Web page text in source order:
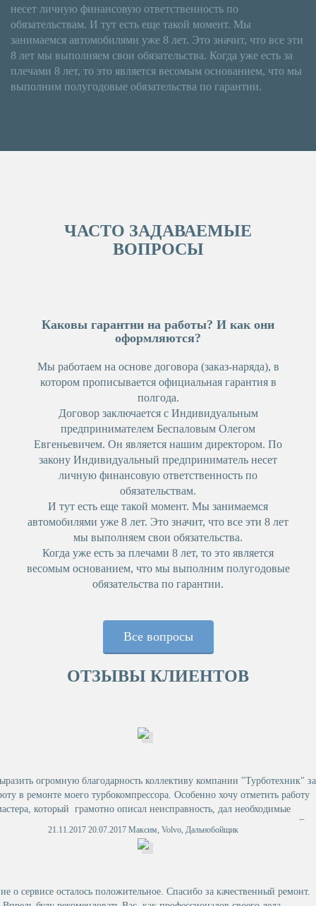
несет личную финансовую ответственность по
обязательствам. И тут есть еще такой момент. Мы
занимаемся автомобилями уже 8 лет. Это значит, что все эти
8 лет мы выполняем свои обязательства. Когда уже есть за
плечами 8 лет, то это является весомым основанием, что мы
выполним полугодовые обязательства по гарантии.
ЧАСТО ЗАДАВАЕМЫЕ
ВОПРОСЫ
Каковы гарантии на работы? И как они
оформляются?
Мы работаем на основе договора (заказ-наряда), в
котором прописывается официальная гарантия в
полгода.
Договор заключается с Индивидуальным
предпринимателем Беспаловым Олегом
Евгеньевичем. Он является нашим директором. По
закону Индивидуальный предприниматель несет
личную финансовую ответственность по
обязательствам.
И тут есть еще такой момент. Мы занимаемся
автомобилями уже 8 лет. Это значит, что все эти 8 лет
мы выполняем свои обязательства.
Когда уже есть за плечами 8 лет, то это является
весомым основанием, что мы выполним полугодовые
обязательства по гарантии.
Все вопросы
ОТЗЫВЫ КЛИЕНТОВ
огромную благодарность коллективу компании "Турботехник" за
в ремонте моего турбокомпрессора. Особенно хочу отметить работу
который грамотно описал неисправность, дал необходимые
и сделал все это доступным и понятным для меня языком. В
буду обращаться в вашу организацию и советовать знакомым.
21.11.2017 20.07.2017 Максим, Volvo, Дальнобойщик
о сервисе осталось положительное. Спасибо за качественный ремонт.